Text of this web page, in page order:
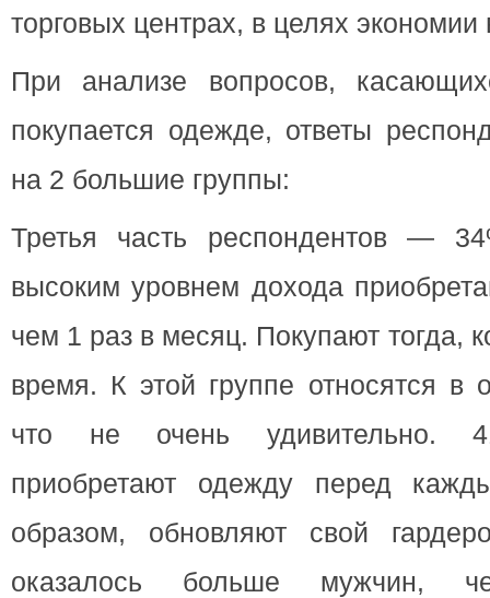
торговых центрах, в целях
При анализе вопросов,
покупается одежде, ответы
на 2 большие группы:
Третья часть респондентов —
высоким уровнем дохода
чем 1 раз в месяц. Покупают тогда,
время. К этой группе относятся
что не очень удивительно.
приобретают одежду перед
образом, обновляют свой
оказалось больше мужчин,